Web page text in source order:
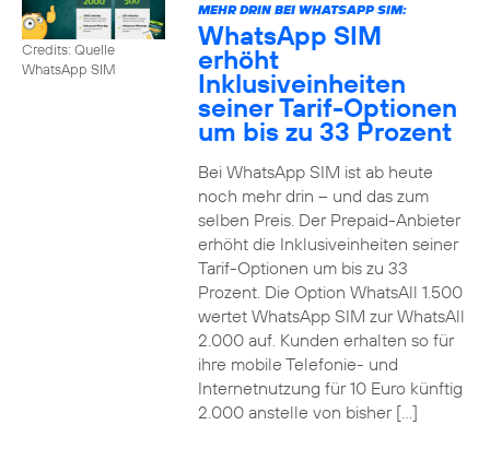
Credits: Quelle
WhatsApp SIM
MEHR DRIN BEI WHATSAPP SIM:
WhatsApp SIM
erhöht
Inklusiveinheiten
seiner Tarif-Optionen
um bis zu 33 Prozent
Bei WhatsApp SIM ist ab heute
noch mehr drin – und das zum
selben Preis. Der Prepaid-Anbieter
erhöht die Inklusiveinheiten seiner
Tarif-Optionen um bis zu 33
Prozent. Die Option WhatsAll 1.500
wertet WhatsApp SIM zur WhatsAll
2.000 auf. Kunden erhalten so für
ihre mobile Telefonie- und
Internetnutzung für 10 Euro künftig
2.000 anstelle von bisher […]